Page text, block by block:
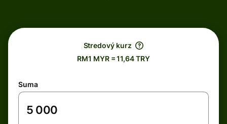
Stredový kurz
RM1 MYR = 11,64 TRY
Suma